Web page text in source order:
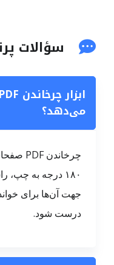
سؤالات
می‌دهد؟
۱۸۰ درجه به
جهت آن‌ها برای
درست شود.